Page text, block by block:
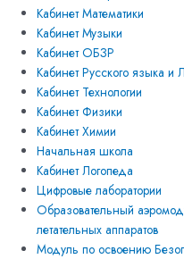
Кабинет Математики
Кабинет Музыки
Кабинет ОБЗР
Кабинет Русского языка и
Кабинет Технологии
Кабинет Физики
Кабинет Химии
Начальная школа
Кабинет Логопеда
Цифровые лаборатории
Образовательный
летательных аппаратов
Модуль по освоению